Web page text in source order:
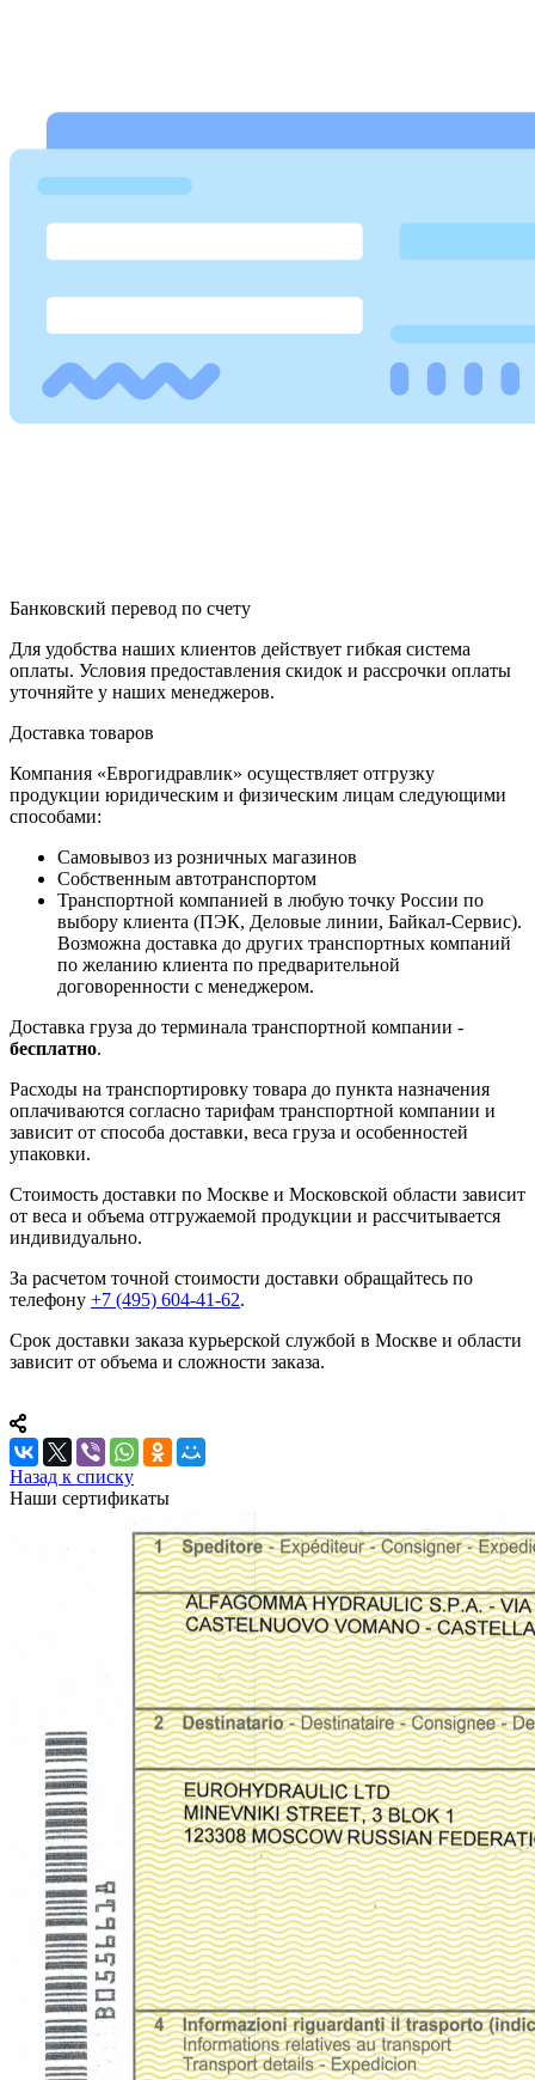
Банковский перевод по счету
Для удобства наших клиентов действует гибкая система
оплаты. Условия предоставления скидок и рассрочки оплаты
уточняйте у наших менеджеров.
Доставка товаров
Компания «Еврогидравлик» осуществляет отгрузку
продукции юридическим и физическим лицам следующими
способами:
Самовывоз из розничных магазинов
Собственным автотранспортом
Транспортной компанией в любую точку России по
выбору клиента (ПЭК, Деловые линии, Байкал-Сервис).
Возможна доставка до других транспортных компаний
по желанию клиента по предварительной
договоренности с менеджером.
Доставка груза до терминала транспортной компании -
бесплатно.
Расходы на транспортировку товара до пункта назначения
оплачиваются согласно тарифам транспортной компании и
зависит от способа доставки, веса груза и особенностей
упаковки.
Стоимость доставки по Москве и Московской области зависит
от веса и объема отгружаемой продукции и рассчитывается
индивидуально.
За расчетом точной стоимости доставки обращайтесь по
телефону +7 (495) 604-41-62.
Срок доставки заказа курьерской службой в Москве и области
зависит от объема и сложности заказа.
Назад к списку
Наши сертификаты